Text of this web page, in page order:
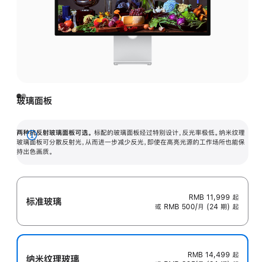
玻璃面板
两种抗反射玻璃面板可选。 标配的玻璃面板经过特别设计，反光率极低。纳米纹理
玻璃面板可分散反射光，从而进一步减少反光，即使在高亮光源的工作场所也能保
持出色画质。
展
开
标准玻璃 RMB 11,999 起
或 RMB 500/月 (24 期) 起
纳米纹理玻璃 RMB 14,499 起